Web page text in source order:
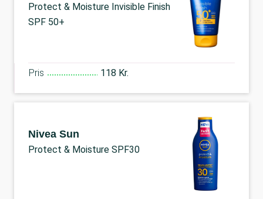
Protect & Moisture Invisible Finish
SPF 50+
Pris 118 Kr.
Nivea Sun
Protect & Moisture SPF30